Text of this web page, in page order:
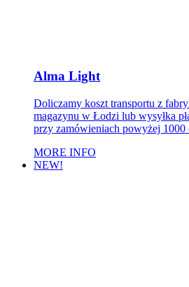
Alma Light
Doliczamy koszt transportu z
magazynu w Łodzi lub wysyłka
przy zamówieniach powyżej 1000
MORE INFO
NEW!